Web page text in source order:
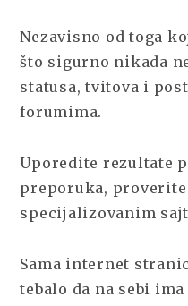
Nezavisno od toga
što sigurno nikada
statusa, tvitova i
forumima.
Uporedite rezultate
preporuka,
specijalizovanim
Sama internet
tebalo da na sebi